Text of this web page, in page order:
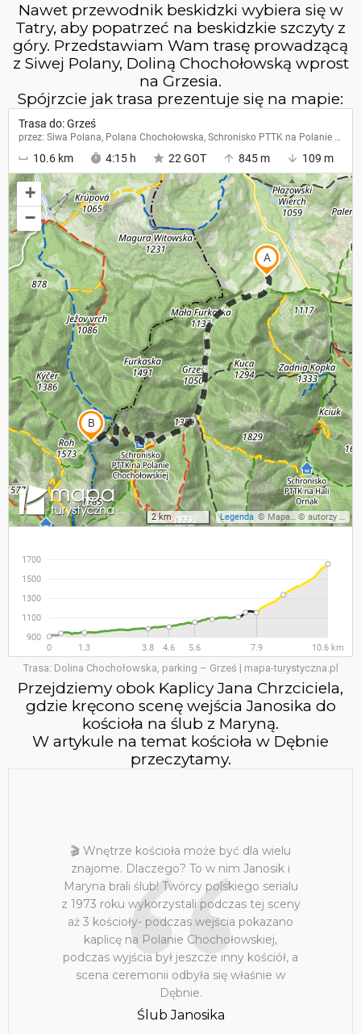
6
WRZESIEŃ
2023
MAGURA WITOWSKA &
GRZYWACKA GÓRA
20
LIPIEC
2023
BURZOWA POGODA
10
CZERWIEC
2023
PIENINY
3
CZERWIEC
2023
WYJAZD W BIESZCZADY
16
MAJ
2023
WYCIECZKA NA PRZEHYBE
Nawet przewodnik beskidzki wybiera się w
Tatry, aby popatrzeć na beskidzkie szczyty z
góry. Przedstawiam Wam trasę prowadzącą
z Siwej Polany, Doliną Chochołowską wprost
na Grzesia.
Spójrzcie jak trasa prezentuje się na mapie:
Trasa: Dolina Chochołowska, parking – Grześ | mapa-turystyczna.pl
Przejdziemy obok Kaplicy Jana Chrzciciela,
gdzie kręcono scenę wejścia Janosika do
kościoła na ślub z Maryną.
W artykule na temat kościoła w Dębnie
przeczytamy.
🎬 Wnętrze kościoła może być dla wielu
znajome. Dlaczego? To w nim Janosik i
Maryna brali ślub! Twórcy polskiego serialu
z 1973 roku wykorzystali podczas tej sceny
aż 3 kościoły- podczas wejścia pokazano
kaplicę na Polanie Chochołowskiej,
podczas wyjścia był jeszcze inny kościół, a
scena ceremonii odbyła się właśnie w
Dębnie.
Ślub Janosika